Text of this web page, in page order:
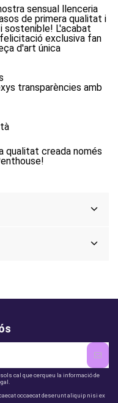
sensual llenceria
de primera qualitat i
L'acabat
exclusiva fan
d'art única
transparències amb
qualitat creada només
cal que cerqueu la informació de
occaecat deserunt aliquip nisi ex